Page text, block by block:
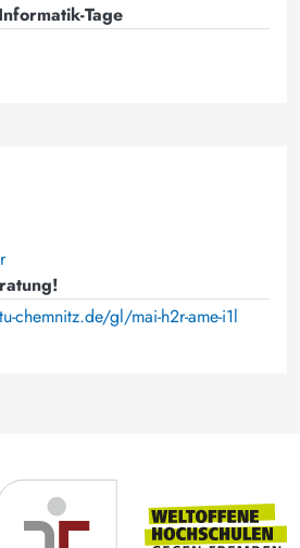
Tage
chemnitz.de/gl/mai-h2r-ame-i1l